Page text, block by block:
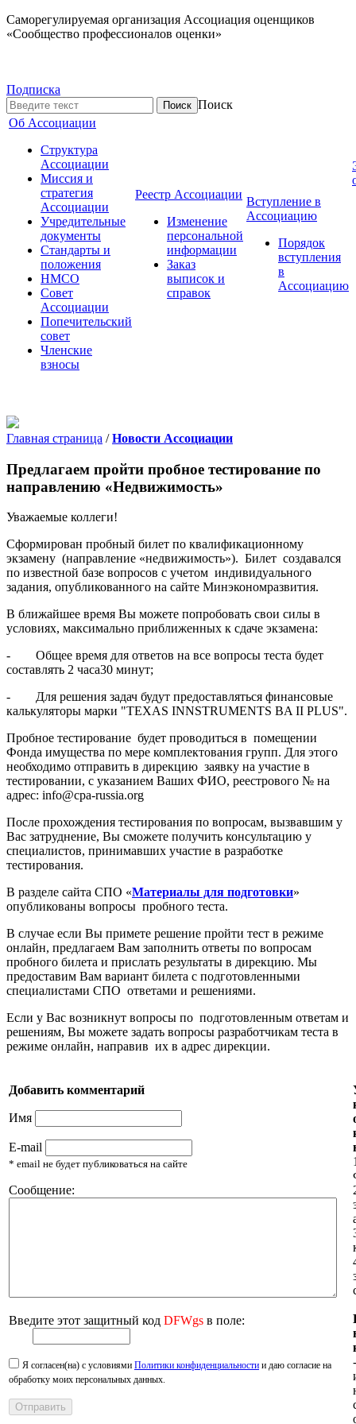
Саморегулируемая организация Ассоциация оценщиков
«Сообщество профессионалов оценки»
Подписка
Поиск
Об Ассоциации
Структура
Ассоциации
Миссия и
стратегия
Ассоциации
Учредительные
документы
Стандарты и
положения
НМСО
Совет
Ассоциации
Попечительский
совет
Членские
взносы
Реестр Ассоциации
Изменение
персональной
информации
Заказ
выписок и
справок
Вступление в
Ассоциацию
Порядок
вступления
в
Ассоциацию
Главная страница / Новости Ассоциации
Предлагаем пройти пробное тестирование по
направлению «Недвижимость»
Уважаемые коллеги!
Сформирован пробный билет по квалификационному
экзамену (направление «недвижимость»). Билет создавался
по известной базе вопросов с учетом индивидуального
задания, опубликованного на сайте Минэкономразвития.
В ближайшее время Вы можете попробовать свои силы в
условиях, максимально приближенных к сдаче экзамена:
- Общее время для ответов на все вопросы теста будет
составлять 2 часа30 минут;
- Для решения задач будут предоставляться финансовые
калькуляторы марки "TEXAS INNSTRUMENTS BA II PLUS".
Пробное тестирование будет проводиться в помещении
Фонда имущества по мере комплектования групп. Для этого
необходимо отправить в дирекцию заявку на участие в
тестировании, с указанием Ваших ФИО, реестрового № на
адрес: info@cpa-russia.org
После прохождения тестирования по вопросам, вызвавшим у
Вас затруднение, Вы сможете получить консультацию у
специалистов, принимавших участие в разработке
тестирования.
В разделе сайта СПО «Материалы для подготовки»
опубликованы вопросы пробного теста.
В случае если Вы примете решение пройти тест в режиме
онлайн, предлагаем Вам заполнить ответы по вопросам
пробного билета и прислать результаты в дирекцию. Мы
предоставим Вам вариант билета с подготовленными
специалистами СПО ответами и решениями.
Если у Вас возникнут вопросы по подготовленным ответам и
решениям, Вы можете задать вопросы разработчикам теста в
режиме онлайн, направив их в адрес дирекции.
Добавить комментарий
Имя
E-mail
* email не будет публиковаться на сайте
Сообщение:
Введите этот защитный код DFWgs в поле:
Я согласен(на) с условиями Политики конфиденциальности и даю согласие на
обработку моих персональных данных.